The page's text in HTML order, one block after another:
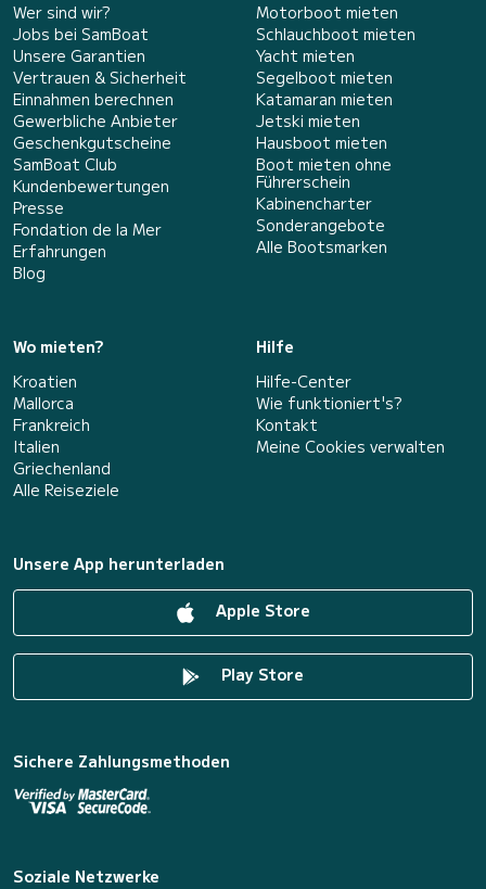
Wer sind wir?
Jobs bei SamBoat
Unsere Garantien
Vertrauen & Sicherheit
Einnahmen berechnen
Gewerbliche Anbieter
Geschenkgutscheine
SamBoat Club
Kundenbewertungen
Presse
Fondation de la Mer
Erfahrungen
Blog
Motorboot mieten
Schlauchboot mieten
Yacht mieten
Segelboot mieten
Katamaran mieten
Jetski mieten
Hausboot mieten
Boot mieten ohne
Führerschein
Kabinencharter
Sonderangebote
Alle Bootsmarken
Wo mieten?
Kroatien
Mallorca
Frankreich
Italien
Griechenland
Alle Reiseziele
Hilfe
Hilfe-Center
Wie funktioniert's?
Kontakt
Meine Cookies verwalten
Unsere App herunterladen
Apple Store
Play Store
Sichere Zahlungsmethoden
Soziale Netzwerke